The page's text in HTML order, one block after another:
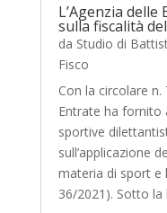
L’Agenzia
sulla fiscalità
da Studio di
Fisco
Con la circolare n.
Entrate ha fornito
sportive
sull’applicazione
materia di sport e
36/2021). Sotto la